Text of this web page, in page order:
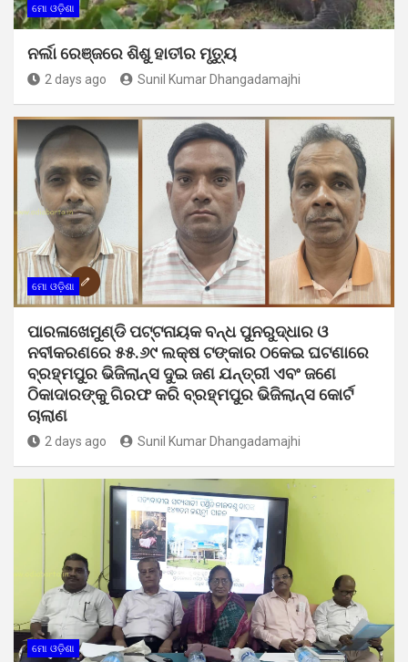
ମୋ ଓଡ଼ିଶା
ନର୍ଲା ରେଞ୍ଜରେ ଶିଶୁ ହାତୀର ମୃତ୍ୟୁ
2 days ago Sunil Kumar Dhangadamajhi
ମୋ ଓଡ଼ିଶା
ପାରଳାଖେମୁଣ୍ଡି ପଟ୍ଟନାୟକ ବନ୍ଧ ପୁନରୁଦ୍ଧାର ଓ
ନବୀକରଣରେ ୫୫.୬୯ ଲକ୍ଷ ଟଙ୍କାର ଠକେଇ ଘଟଣାରେ
ବ୍ରହ୍ମପୁର ଭିଜିଲାନ୍ସ ଦୁଇ ଜଣ ଯନ୍ତ୍ରୀ ଏବଂ ଜଣେ
ଠିକାଦାରଙ୍କୁ ଗିରଫ କରି ବ୍ରହ୍ମପୁର ଭିଜିଲାନ୍ସ କୋର୍ଟ
ଚାଲାଣ
2 days ago Sunil Kumar Dhangadamajhi
ମୋ ଓଡ଼ିଶା